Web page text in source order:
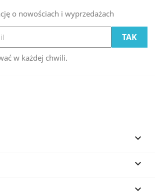
o nowościach i wyprzedażach
w każdej chwili.


